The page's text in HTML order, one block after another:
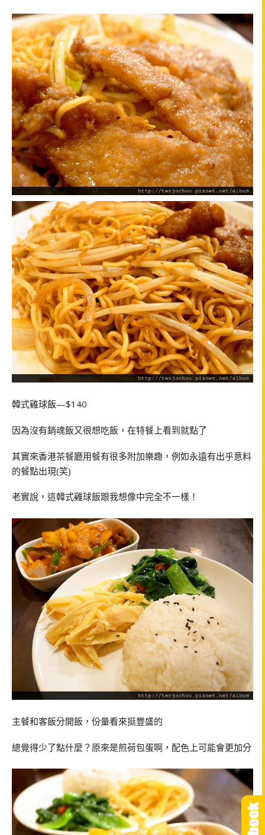
韓式雞球飯—$140
因為沒有銷魂飯又很想吃飯，在特餐上看到就點了
其實來香港茶餐廳用餐有很多附加樂趣，例如永遠有出乎意料
的餐點出現(笑)
老實說，這韓式雞球飯跟我想像中完全不一樣！
主餐和客飯分開飯，份量看來挺豐盛的
總覺得少了點什麼？原來是煎荷包蛋啊，配色上可能會更加分